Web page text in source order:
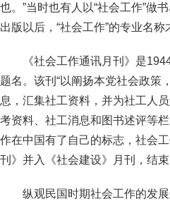
也。”当时也有人以“社会工作”做
出版以后，“社会工作”的专业名称
《社会工作通讯月刊》是
题名。该刊“以阐扬本党社会政策
息，汇集社工资料，并为社工人
考资料、社工消息和图书述评等
作在中国有了自己的标志，社会
刊》并入《社会建设》月刊，结束
纵观民国时期社会工作的发